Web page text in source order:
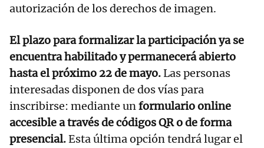
autorización de los derechos de imagen.
El plazo para formalizar la participación ya se
encuentra habilitado y permanecerá abierto
hasta el próximo 22 de mayo.Las personas
interesadas disponen de dos vías para
inscribirse: mediante unformulario online
accesible a través de códigos QR o de forma
presencial.Esta última opción tendrá lugar el